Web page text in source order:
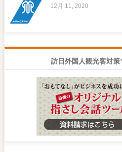
12月 11, 2020
訪日外国人観光客対